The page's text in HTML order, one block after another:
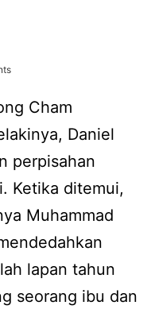
Cham
Daniel
perpisahan
Ketika ditemui,
Muhammad
lapan tahun
seorang ibu dan